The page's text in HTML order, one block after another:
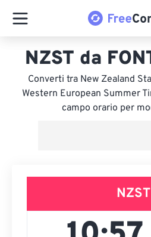
NZST da
Converti tra New Zealand
Western European Summer
campo orario per
NZST